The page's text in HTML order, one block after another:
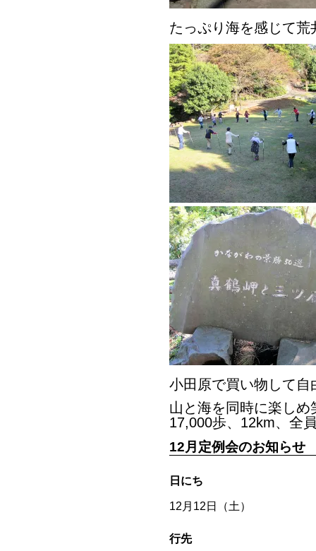
たっぷり海を感じて
小田原で買い物して自
山と海を同時に楽し
17,000歩、12km、全
12月定例会のお知らせ
日にち
12月12日（土）
行先